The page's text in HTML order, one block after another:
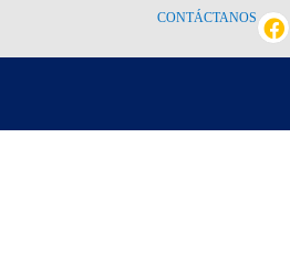
CONTÁCTANOS